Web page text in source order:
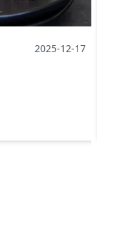
2025-12-17